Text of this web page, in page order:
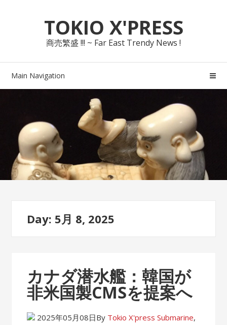
navigationTOKIO X'PRESS
商売繁盛 !!! ~ Far East Trendy News !
Main Navigation
Day: 5月 8, 2025
カナダ潜水艦：韓国が
非米国製CMSを提案へ
2025年05月08日By Tokio X'press Submarine,